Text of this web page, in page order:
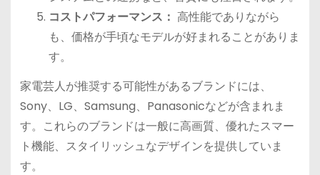
コストパフォーマンス： 高性能でありながら
も、価格が手頃なモデルが好まれることがありま
す。
家電芸人が推奨する可能性があるブランドには、
Sony、LG、Samsung、Panasonicなどが含まれま
す。これらのブランドは一般に高画質、優れたスマー
ト機能、スタイリッシュなデザインを提供していま
す。